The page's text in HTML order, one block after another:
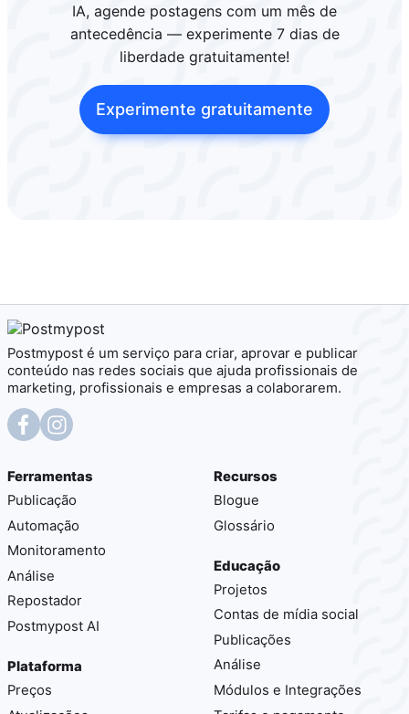
IA, agende postagens com um mês de
antecedência — experimente 7 dias de
liberdade gratuitamente!
Experimente gratuitamente
Postmypost é um serviço para criar, aprovar e publicar
conteúdo nas redes sociais que ajuda profissionais de
marketing, profissionais e empresas a colaborarem.
Ferramentas
Publicação
Automação
Monitoramento
Análise
Repostador
Postmypost AI
Plataforma
Preços
Recursos
Blogue
Glossário
Educação
Projetos
Contas de mídia social
Publicações
Análise
Módulos e Integrações